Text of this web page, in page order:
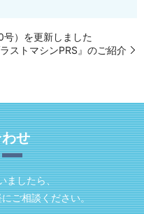
）を更新しました
ストマシンPRS』のご紹介
せ
ましたら、
ご相談ください。